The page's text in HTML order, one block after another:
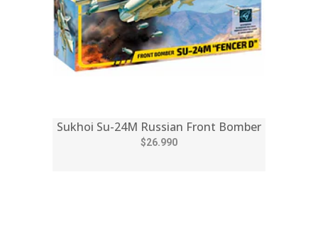
Sukhoi Su-24M Russian Front Bomber
$26.990